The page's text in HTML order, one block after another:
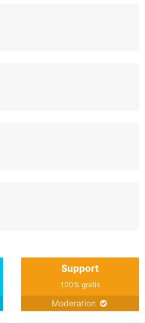
Support
100% gratis
Moderation